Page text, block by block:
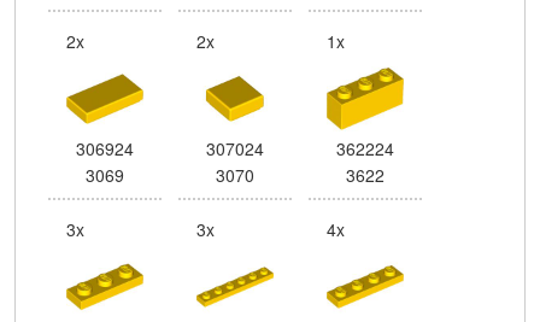
2x
306924
3069
2x
307024
3070
1x
362224
3622
3x 3x 4x